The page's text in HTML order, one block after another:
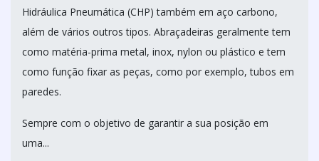
Hidráulica Pneumática (CHP) também em aço carbono,
além de vários outros tipos. Abraçadeiras geralmente tem
como matéria-prima metal, inox, nylon ou plástico e tem
como função fixar as peças, como por exemplo, tubos em
paredes.
Sempre com o objetivo de garantir a sua posição em
uma...